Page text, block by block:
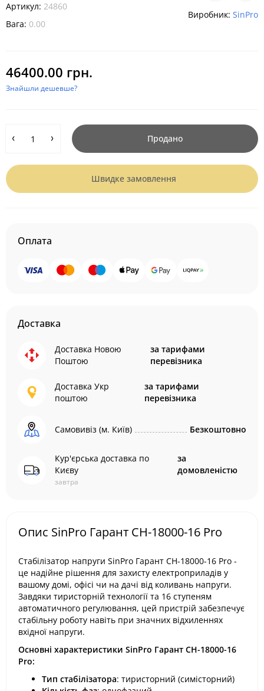
Артикул: 24860
Вага: 0.00
Виробник: SinPro
46400.00 грн.
Знайшли дешевше?
Продано
Швидке замовлення
Оплата
Доставка
Доставка Новою
Поштою
за тарифами
перевізника
Доставка Укр
поштою
за тарифами
перевізника
Самовивіз (м. Київ) Безкоштовно
Кур'єрська доставка по
Києву
завтра
за
домовленістю
Опис SinPro Гарант СН-18000-16 Pro
Стабілізатор напруги SinPro Гарант СН-18000-16 Pro -
це надійне рішення для захисту електроприладів у
вашому домі, офісі чи на дачі від коливань напруги.
Завдяки тиристорній технології та 16 ступеням
автоматичного регулювання, цей пристрій забезпечує
стабільну роботу навіть при значних відхиленнях
вхідної напруги.​
Основні характеристики SinPro Гарант СН-18000-16
Pro:
Тип стабілізатора: тиристорний (симісторний)​